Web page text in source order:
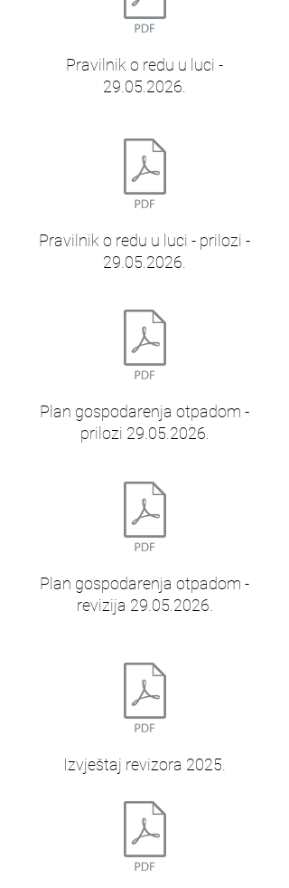
Pravilnik o redu u luci -
29.05.2026.
Pravilnik o redu u luci - prilozi -
29.05.2026.
Plan gospodarenja otpadom -
prilozi 29.05.2026.
Plan gospodarenja otpadom -
revizija 29.05.2026.
Izvještaj revizora 2025.